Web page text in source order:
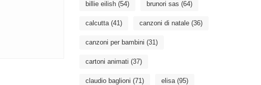
billie eilish (54) brunori sas (64)
calcutta(41) canzoni di natale (36)
canzoni per bambini (31)
cartoni animati (37)
claudio baglioni (71) elisa(95)